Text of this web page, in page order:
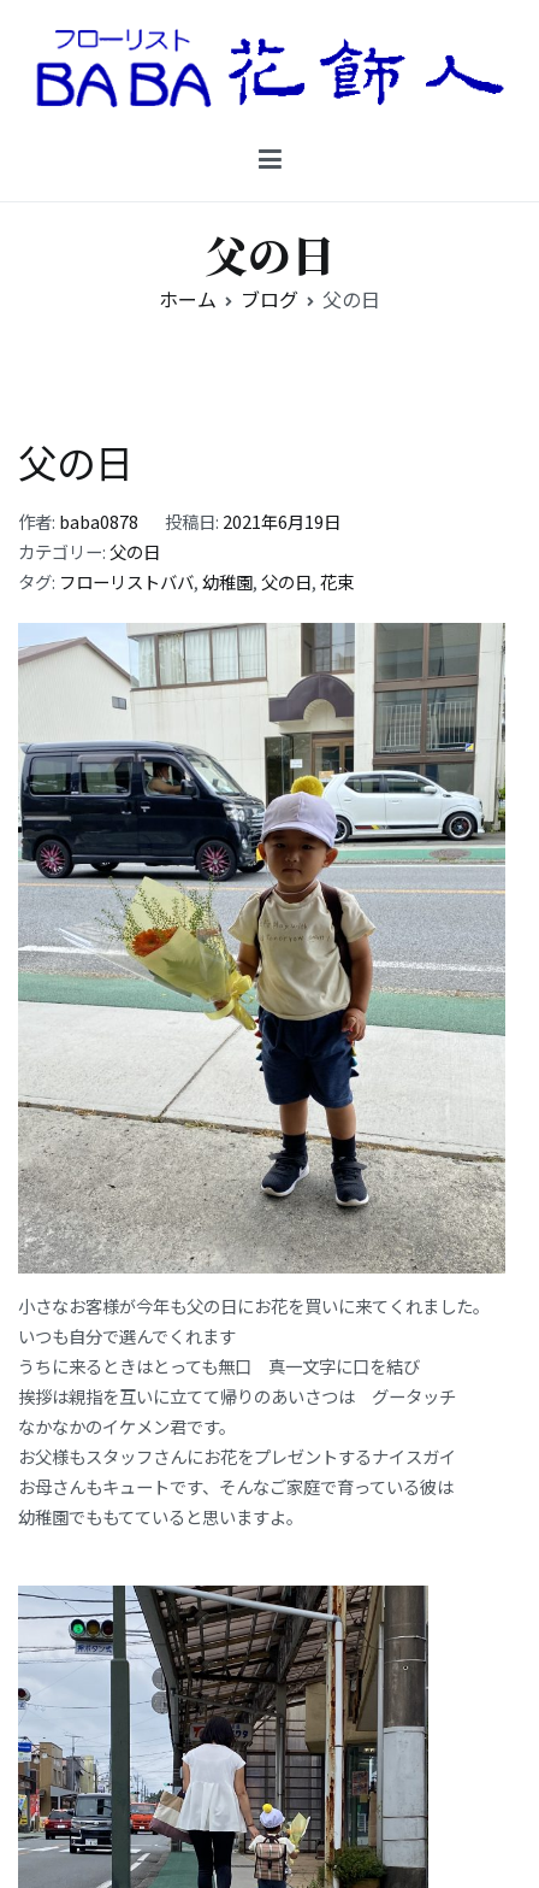
父の日
ホーム ブログ 父の日
父の日
作者: baba0878 投稿日: 2021年6月19日
カテゴリー:父の日
タグ: フローリストババ,幼稚園,父の日,花束
小さなお客様が今年も父の日にお花を買いに来てくれました。
いつも自分で選んでくれます
うちに来るときはとっても無口 真一文字に口を結び
挨拶は親指を互いに立てて帰りのあいさつは グータッチ
なかなかのイケメン君です。
お父様もスタッフさんにお花をプレゼントするナイスガイ
お母さんもキュートです、そんなご家庭で育っている彼は
幼稚園でももてていると思いますよ。